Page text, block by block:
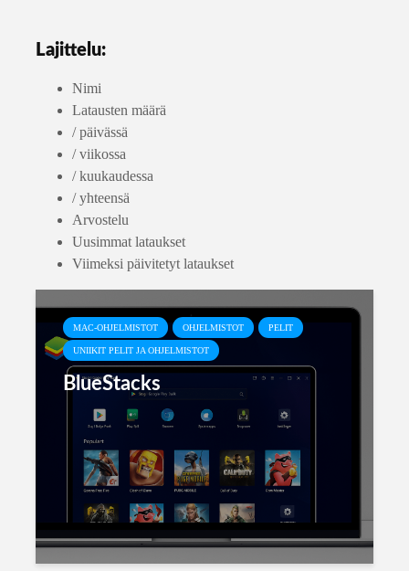
Lajittelu:
Nimi
Latausten määrä
/ päivässä
/ viikossa
/ kuukaudessa
/ yhteensä
Arvostelu
Uusimmat lataukset
Viimeksi päivitetyt lataukset
MAC-OHJELMISTOT OHJELMISTOT PELIT
UNIIKIT PELIT JA OHJELMISTOT
BlueStacks